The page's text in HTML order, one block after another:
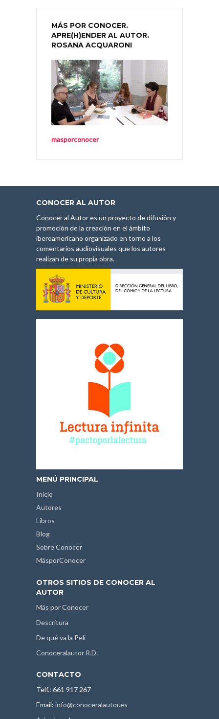
MÁS POR CONOCER.
APRE(H)ENDER AL AUTOR.
ROSANA ACQUARONI
masporconocer
CONOCER AL AUTOR
Conocer al Autor es un proyecto de difusión y
promoción de la creación en el ámbito
iberoamericano organizado en torno a los
comentarios audiovisuales que los autores
realizan de su propia obra.
MENÚ PRINCIPAL
Inicio
Autores
Libros
Blog
Sobre Conocer
MásporConocer
OTROS SITIOS DE CONOCER AL
AUTOR
Más por Conocer
Descritura
De qué va la Peli
Conoceralautor R.D.
CONTACTO
Telf.: 661 917 267
Email: info@conoceralautor.es